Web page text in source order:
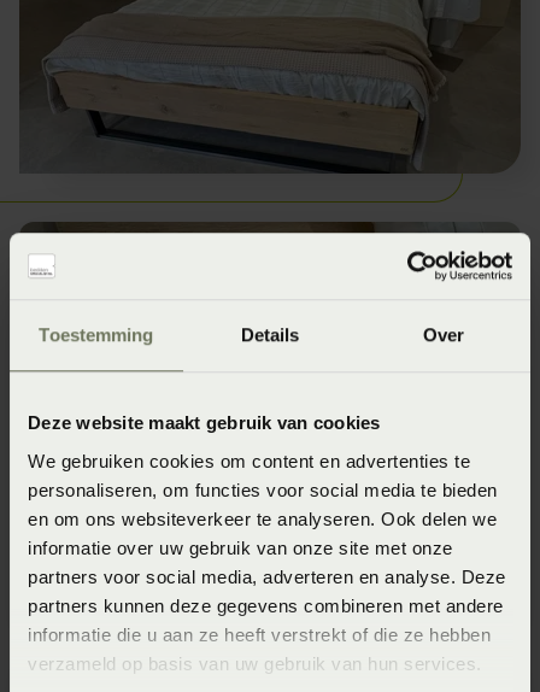
Toestemming Details Over
Deze website maakt gebruik van cookies
We gebruiken cookies om content en advertenties te
personaliseren, om functies voor social media te bieden
en om ons websiteverkeer te analyseren. Ook delen we
informatie over uw gebruik van onze site met onze
partners voor social media, adverteren en analyse. Deze
partners kunnen deze gegevens combineren met andere
informatie die u aan ze heeft verstrekt of die ze hebben
verzameld op basis van uw gebruik van hun services.
Hasena hoofdbord
Hasena hoofdbord Wild Oak Pure